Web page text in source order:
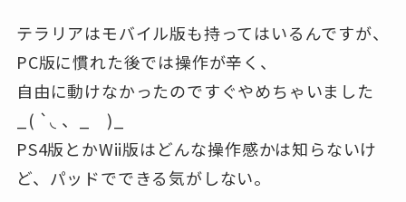
テラリアはモバイル版も持ってはいるんですが、
PC版に慣れた後では操作が辛く、
自由に動けなかったのですぐやめちゃいました
_( `◟ 、_ )_
PS4版とかWii版はどんな操作感かは知らないけ
ど、パッドでできる気がしない。